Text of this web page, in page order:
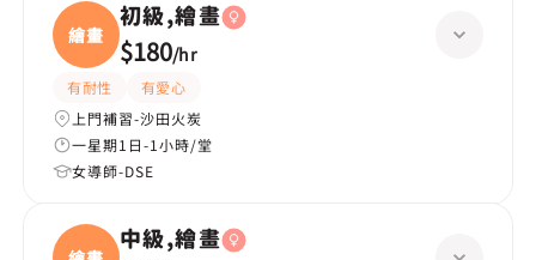
繪畫
初級,繪畫
$180/hr
有耐性
有愛心
上門補習-沙田火炭
一星期1日-1小時/堂
女導師-DSE
中級,繪畫